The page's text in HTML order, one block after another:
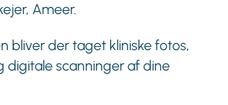
Ameer.
bliver der taget kliniske fotos,
digitale scanninger af dine